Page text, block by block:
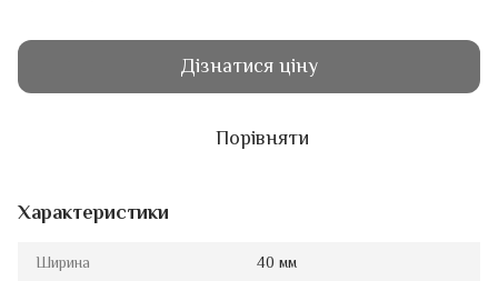
Дізнатися ціну
Порівняти
Характеристики
Ширина 40 мм